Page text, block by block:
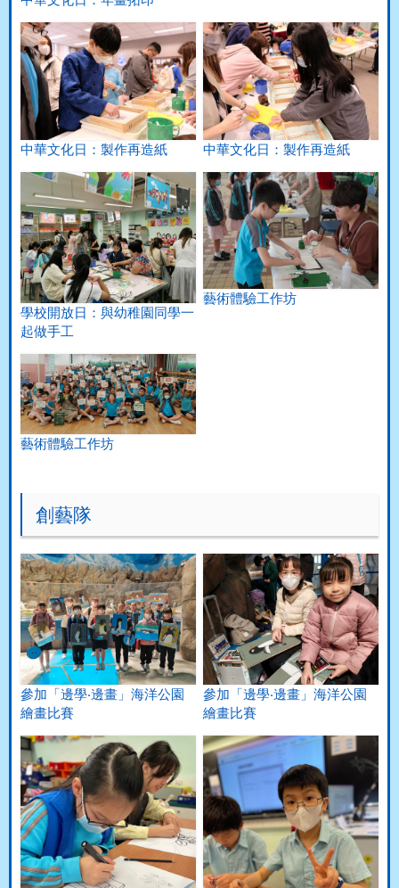
中華文化日：製作再造紙 中華文化日：製作再造紙
學校開放日：與幼稚園同學一
起做手工
藝術體驗工作坊
藝術體驗工作坊
創藝隊
參加「邊學‧邊畫」海洋公園
繪畫比賽
參加「邊學‧邊畫」海洋公園
繪畫比賽